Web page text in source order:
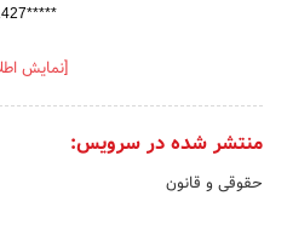
[نمایش
منتشر شده در سرویس:
حقوقی و قانون